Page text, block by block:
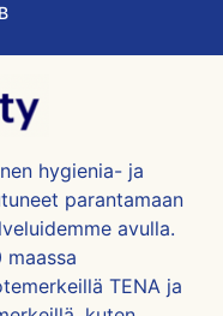
hygienia- ja
parantamaan
avulla.
TENA ja